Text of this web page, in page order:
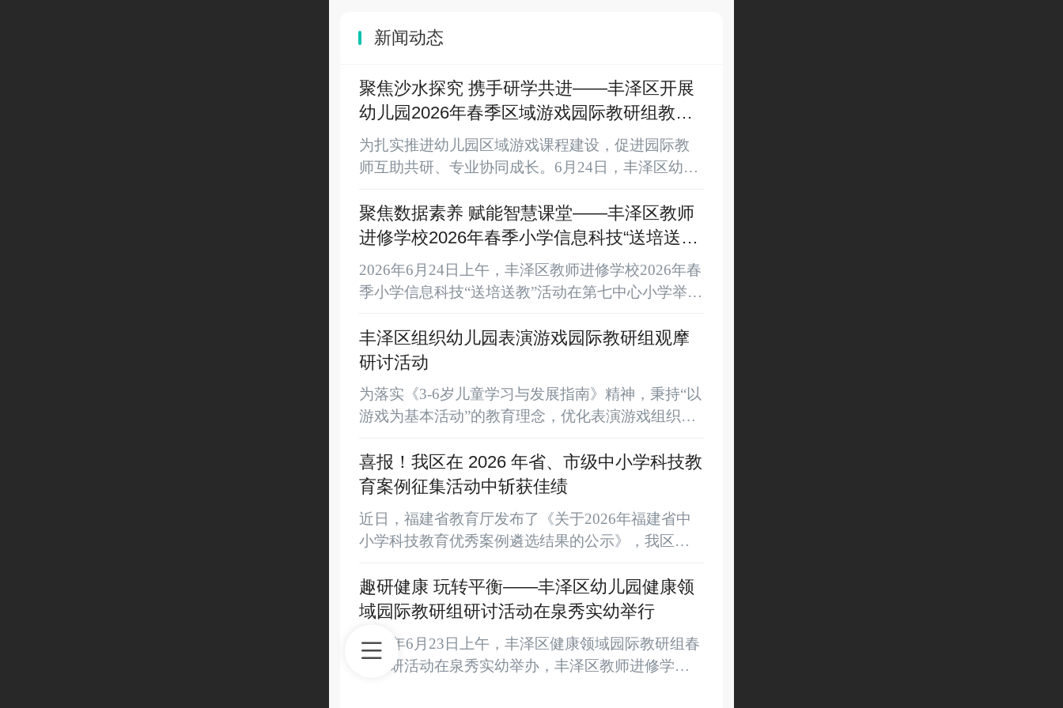
新闻动态
聚焦沙水探究 携手研学共进——丰泽区开展
幼儿园2026年春季区域游戏园际教研组教研
活动
为扎实推进幼儿园区域游戏课程建设，促进园际教
师互助共研、专业协同成长。6月24日，丰泽区幼儿
丰泽城东实验幼儿园开展。丰泽区教师进修学校幼
教教研员、区域游戏教研组组长，园际教研组成员
郑育梓老师执教水区游戏《千帆竞技赛龙舟》，以
端午竞渡情境贯穿始终，设置梯度水道闯关赛道，
聚焦数据素养 赋能智慧课堂——丰泽区教师
进修学校2026年春季小学信息科技“送培送教”
活动在第七中心小学举行
2026年6月24日上午，丰泽区教师进修学校2026年春
季小学信息科技“送培送教”活动在第七中心小学举
设置两节公开课及一场专题讲座，为全区信息科技
教师搭建研讨平台。 第七中心小学黄小红老师执教
境，驱动学生借助Excel完成数据收集、分类与可视
化（条形图、饼图）。随堂数据大屏即时生成正确
丰泽区组织幼儿园表演游戏园际教研组观摩
研讨活动
为落实《3-6岁儿童学习与发展指南》精神，秉持“以
游戏为基本活动”的教育理念，优化表演游戏组织策
表演游戏园际教研组观摩研讨活动在北峰实验幼儿
园举行，全体教研组成员、园内教师共同参与本次
点，开展中班表演游戏《十二生肖的故事》。游戏
中，孩子们自主讨论情节走向、协商角色分工、合
喜报！我区在 2026 年省、市级中小学科技教
育案例征集活动中斩获佳绩
近日，福建省教育厅发布了《关于2026年福建省中
小学科技教育优秀案例遴选结果的公示》，我区选
望镜》、《食光智探-校园餐食视觉治理与生态循环
行动》案例成功获评省级优秀案例，并推荐参加部
学科技教育案例征集活动入围公示名单》中，我区
选送的26个作品，3个案例获评市级优秀案例、12个
趣研健康 玩转平衡——丰泽区幼儿园健康领
域园际教研组研讨活动在泉秀实幼举行
2026年6月23日上午，丰泽区健康领域园际教研组春
季教研活动在泉秀实幼举办，丰泽区教师进修学校